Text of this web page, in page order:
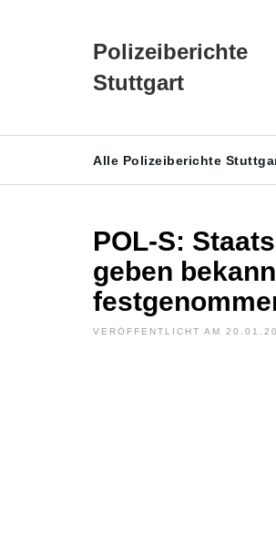
Polizeiberichte
Stuttgart
Alle Polizeiberichte
POL-S:
geben
VERÖFFENTLICHT AM